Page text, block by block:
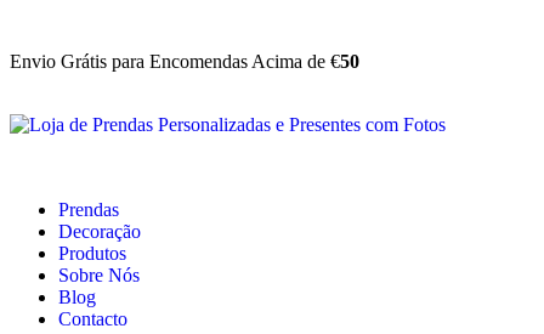
Envio Grátis para Encomendas Acima de €50
Prendas
Decoração
Produtos
Sobre Nós
Blog
Contacto